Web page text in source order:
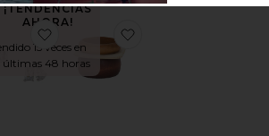
DE BRAZALETE
ISOBEL
¡TENDENCIAS
AHORA!
15 veces en
últimas 48 horas
favoritoPENDIENTES DE